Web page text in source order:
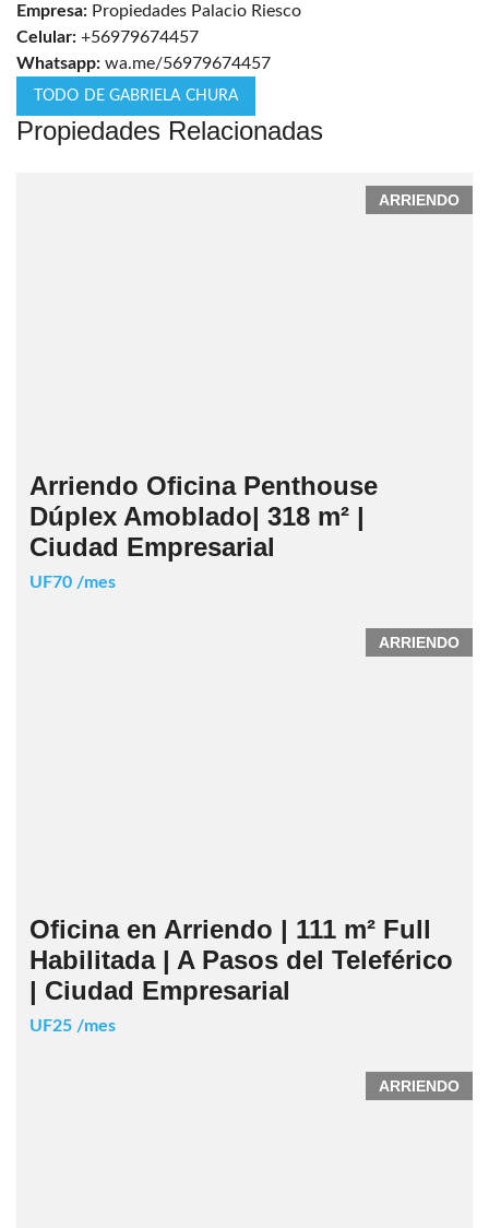
Empresa: Propiedades Palacio Riesco
Celular: +56979674457
Whatsapp: wa.me/56979674457
TODO DE GABRIELA CHURA
Propiedades Relacionadas
ARRIENDO
Arriendo Oficina Penthouse
Dúplex Amoblado| 318 m² |
Ciudad Empresarial
UF70 /mes
ARRIENDO
Oficina en Arriendo | 111 m² Full
Habilitada | A Pasos del Teleférico
| Ciudad Empresarial
UF25 /mes
ARRIENDO